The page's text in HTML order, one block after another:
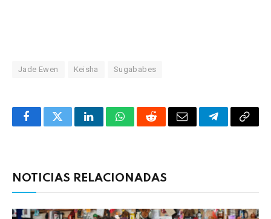
Jade Ewen Keisha Sugababes
FacebookTwitterLinkedInWhatsAppRedditCorreoTelegrama
NOTICIAS RELACIONADAS